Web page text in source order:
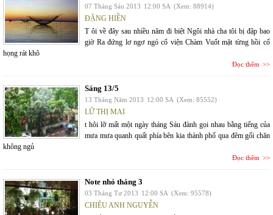
07 Tháng Sáu 2013 12:00 SA (Xem: 88914)
ĐẶNG HIỀN
T ôi về đây sau nhiều năm đi biệt Ngôi nhà cha tôi bị đập bao
giờ Ra đứng lơ ngơ ngó cổ viện Chàm Vuốt mặt từng hồi cổ
họng rát khô
Đọc thêm
Sáng 13/5
13 Tháng Năm 2013 12:00 SA (Xem: 85552)
LỮ THỊ MAI
t hôi lỡ mất một ngày tháng Sáu đành gọi nhau bằng tiếng của
mưa mưa quanh quất phía bên kia thành phố qua đêm gối chăn
không ngủ
Đọc thêm
Note nhỏ tháng 3
03 Tháng Tư 2013 12:00 SA (Xem: 95578)
CHIÊU ANH NGUYỄN